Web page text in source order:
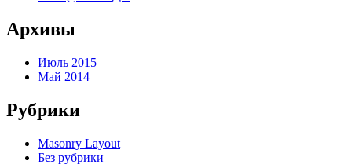
Архивы
Июль 2015
Май 2014
Рубрики
Masonry Layout
Без рубрики